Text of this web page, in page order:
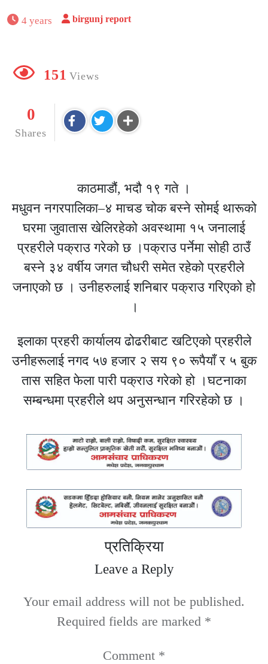
4 years birgunj report
151 Views
0
Shares
काठमाडौं, भदौ १९ गते ।
मधुवन नगरपालिका–४ माचड चोक बस्ने सोमई थारूको
घरमा जुवातास खेलिरहेको अवस्थामा १५ जनालाई
प्रहरीले पक्राउ गरेको छ ।पक्राउ पर्नेमा सोही ठाउँ
बस्ने ३४ वर्षीय जगत चौधरी समेत रहेको प्रहरीले
जनाएको छ । उनीहरुलाई शनिबार पक्राउ गरिएको हो
।
इलाका प्रहरी कार्यालय ढोढरीबाट खटिएको प्रहरीले
उनीहरूलाई नगद ५७ हजार २ सय ९० रूपैयाँ र ५ बुक
तास सहित फेला पारी पक्राउ गरेको हो ।घटनाका
सम्बन्धमा प्रहरीले थप अनुसन्धान गरिरहेको छ ।
प्रतिक्रिया
Leave a Reply
Your email address will not be published.
Required fields are marked *
Comment *